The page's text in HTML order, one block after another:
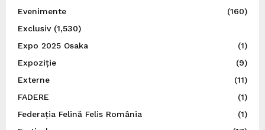
Evenimente
(160)
Exclusiv(1,530)
Expo 2025 Osaka
(1)
Expoziție
(9)
Externe
(11)
FADERE
(1)
Federația Felină Felis România
(1)